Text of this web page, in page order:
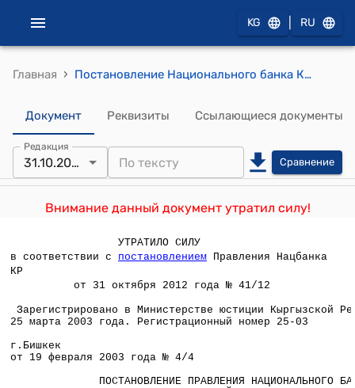
KG RU
Главная › Постановление Национального банка КР от 14 февраля 2003 года №4/4 " О Временной инструкции по работе с депозитами"
Документ Реквизиты Ссылающиеся документы
Редакция
31.10.2012 Сравнение
Внимание данный документ утратил силу!